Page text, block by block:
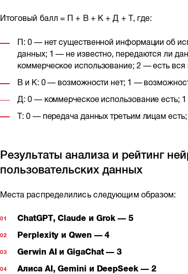
Итоговый балл = П + В + К + Д + T, где:
П: 0 — нет существенной информации об
данных; 1 — не известно, передаются ли
коммерческое использование; 2 — есть
В и К: 0 — возможности нет; 1 —
Д: 0 — коммерческое использование есть;
T: 0 — передача данных третьим лицам
Результаты анализа и рейтинг
пользовательских данных
Места распределились следующим образом:
ChatGPT, Claude и Grok — 5
Perplexity и Qwen — 4
Gerwin AI и GigaChat — 3
Алиса AI, Gemini и DeepSeek — 2